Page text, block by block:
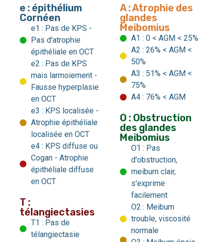
e : épithélium
Cornéen
e1 : Pas de KPS -
Pas d'atrophie
épithéliale en OCT
e2 : Pas de KPS
mais larmoiement -
Fausse hyperplasie
en OCT
e3 : KPS localisée -
Atrophie épithéliale
localisée en OCT
e4 : KPS diffuse ou
Cogan - Atrophie
épithéliale diffuse
en OCT
T :
télangiectasies
T1 : Pas de
télangiectasie
A : Atrophie des
glandes
Meibomius
A1 : 0 < AGM < 25%
A2 : 26% < AGM <
50%
A3 : 51% < AGM <
75%
A4 : 76% < AGM
O : Obstruction
des glandes
Meibomius
O1 : Pas
d'obstruction,
meibum clair,
s'exprime
facilement
O2 : Meibum
trouble, viscosité
normale